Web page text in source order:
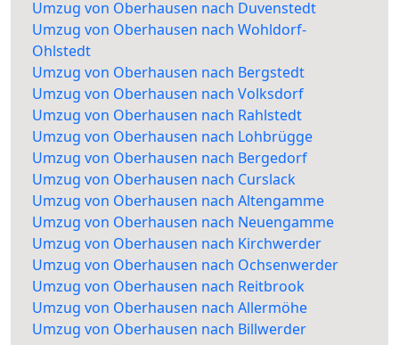
Umzug von Oberhausen nach Duvenstedt
Umzug von Oberhausen nach Wohldorf-
Ohlstedt
Umzug von Oberhausen nach Bergstedt
Umzug von Oberhausen nach Volksdorf
Umzug von Oberhausen nach Rahlstedt
Umzug von Oberhausen nach Lohbrügge
Umzug von Oberhausen nach Bergedorf
Umzug von Oberhausen nach Curslack
Umzug von Oberhausen nach Altengamme
Umzug von Oberhausen nach Neuengamme
Umzug von Oberhausen nach Kirchwerder
Umzug von Oberhausen nach Ochsenwerder
Umzug von Oberhausen nach Reitbrook
Umzug von Oberhausen nach Allermöhe
Umzug von Oberhausen nach Billwerder